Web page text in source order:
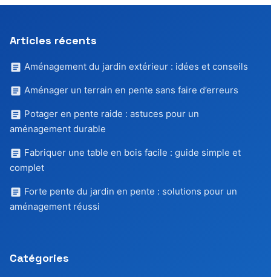
Articles récents
Aménagement du jardin extérieur : idées et conseils
Aménager un terrain en pente sans faire d’erreurs
Potager en pente raide : astuces pour un
aménagement durable
Fabriquer une table en bois facile : guide simple et
complet
Forte pente du jardin en pente : solutions pour un
aménagement réussi
Catégories